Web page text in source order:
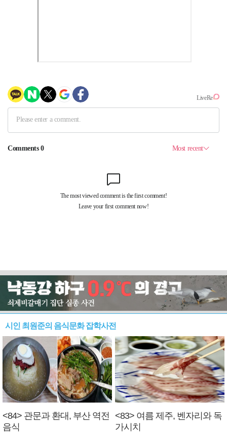
시인 최원준의 음식문화 잡학사전
<84> 관문과 환대, 부산 역전
음식
<83> 여름 제주, 벤자리와 독
가시치